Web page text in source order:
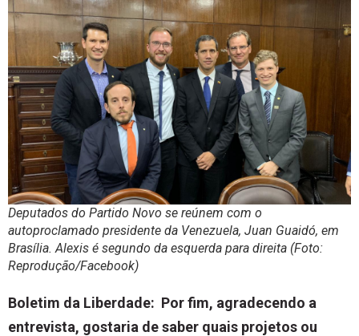
Deputados do Partido Novo se reúnem com o
autoproclamado presidente da Venezuela, Juan Guaidó, em
Brasília. Alexis é segundo da esquerda para direita (Foto:
Reprodução/Facebook)
Boletim da Liberdade: Por fim, agradecendo a
entrevista, gostaria de saber quais projetos ou